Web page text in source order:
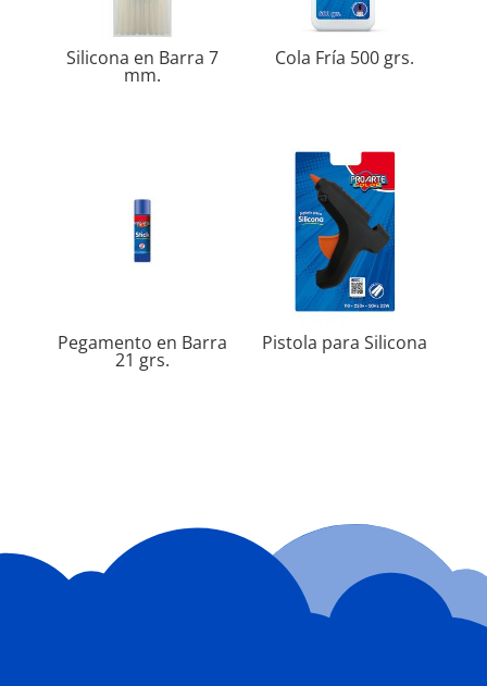
Silicona en Barra 7
mm.
Cola Fría 500 grs.
Pegamento en Barra
21 grs.
Pistola para Silicona